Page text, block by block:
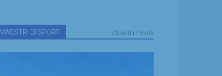
DI SPORT Chianti in Viola